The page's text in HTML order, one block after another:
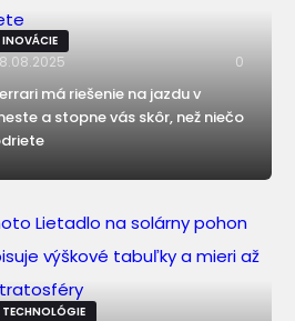
INOVÁCIE
0
má riešenie na jazdu v
a stopne vás skôr, než niečo
TECHNOLÓGIE